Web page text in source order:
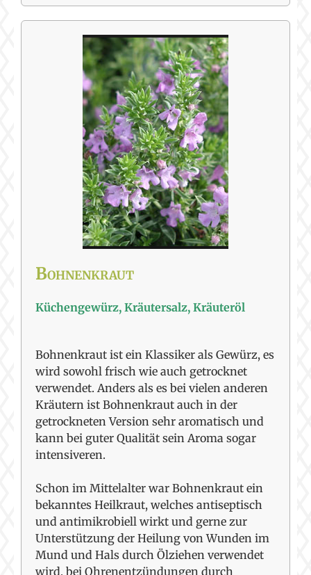
Bohnenkraut
Küchengewürz, Kräutersalz, Kräuteröl
Bohnenkraut ist ein Klassiker als Gewürz, es
wird sowohl frisch wie auch getrocknet
verwendet. Anders als es bei vielen anderen
Kräutern ist Bohnenkraut auch in der
getrockneten Version sehr aromatisch und
kann bei guter Qualität sein Aroma sogar
intensiveren.
Schon im Mittelalter war Bohnenkraut ein
bekanntes Heilkraut, welches antiseptisch
und antimikrobiell wirkt und gerne zur
Unterstützung der Heilung von Wunden im
Mund und Hals durch Ölziehen verwendet
wird, bei Ohrenentzündungen durch